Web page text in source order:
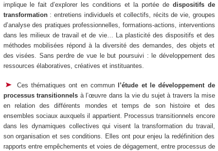
implique le fait d’explorer les conditions et la portée de dispositifs de
transformation: entretiens individuels et collectifs, récits de vie, groupes
d’analyse des pratiques professionnelles, formations-actions, interventions
dans les milieux de travail et de vie… La plasticité des dispositifs et des
méthodes mobilisées répond à la diversité des demandes, des objets et
des visées. Sans perdre de vue le but poursuivi : le développement des
ressources élaboratives, créatives et instituantes.
Ces thématiques ont en commun
l’étude et le développement de
processus transitionnels à l’œuvre dans la vie du sujet à travers la mise
en relation des différents mondes et temps de son histoire et des
ensembles sociaux auxquels il appartient. Processus transitionnels encore
dans les dynamiques collectives qui visent la transformation du travail,
son organisation et ses conditions. Elles ont pour enjeu la redéfinition des
rapports entre empêchements et voies de dégagement, entre processus de